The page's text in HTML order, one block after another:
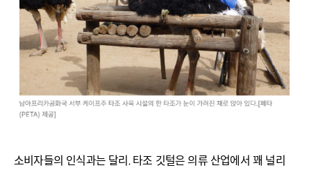
소비자들의 인식과는 달리, 타조 깃털은 의류 산업에서 꽤 널리